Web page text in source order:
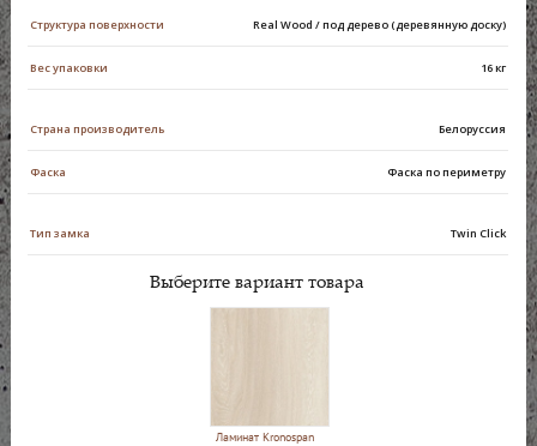
Структура поверхности Real Wood / под дерево (деревянную доску)
Вес упаковки 16 кг
Страна производитель Белоруссия
Фаска Фаска по периметру
Тип замка Twin Click
Выберите вариант товара
Ламинат Kronospan